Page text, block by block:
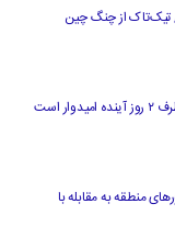
/ تیک‌تاک از چنگ چین
است
منطقه به مقابله با